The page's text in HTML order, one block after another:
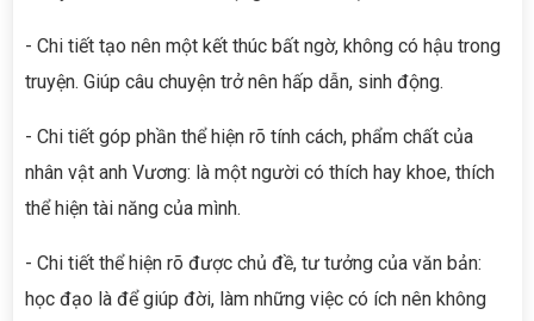
- Chi tiết tạo nên một kết thúc bất ngờ, không có hậu trong
truyện. Giúp câu chuyện trở nên hấp dẫn, sinh động.
- Chi tiết góp phần thể hiện rõ tính cách, phẩm chất của
nhân vật anh Vương: là một người có thích hay khoe, thích
thể hiện tài năng của mình.
- Chi tiết thể hiện rõ được chủ đề, tư tưởng của văn bản:
học đạo là để giúp đời, làm những việc có ích nên không